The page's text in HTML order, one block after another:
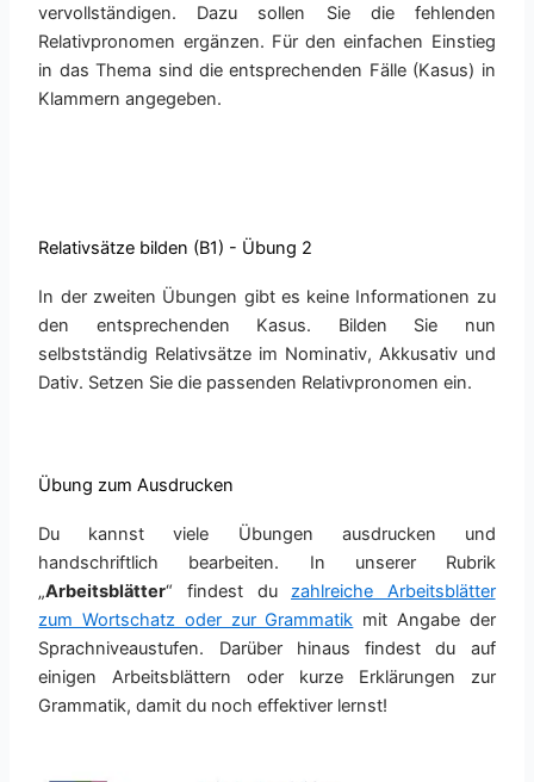
vervollständigen. Dazu sollen Sie die fehlenden
Relativpronomen ergänzen. Für den einfachen Einstieg
in das Thema sind die entsprechenden Fälle (Kasus) in
Klammern angegeben.
Relativsätze bilden (B1) - Übung 2
In der zweiten Übungen gibt es keine Informationen zu
den entsprechenden Kasus. Bilden Sie nun
selbstständig Relativsätze im Nominativ, Akkusativ und
Dativ. Setzen Sie die passenden Relativpronomen ein.
Übung zum Ausdrucken
Du kannst viele Übungen ausdrucken und
handschriftlich bearbeiten. In unserer Rubrik
„Arbeitsblätter“ findest duzahlreiche Arbeitsblätter
zum Wortschatz oder zur Grammatik mit Angabe der
Sprachniveaustufen. Darüber hinaus findest du auf
einigen Arbeitsblättern oder kurze Erklärungen zur
Grammatik, damit du noch effektiver lernst!